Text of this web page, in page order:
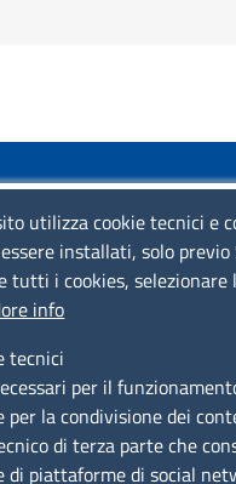
utilizza cookie tecnici e
installati, solo
tutti i cookies, selezionare
info
tecnici
per il
per la condivisione dei
di terza parte che
di piattaforme di social